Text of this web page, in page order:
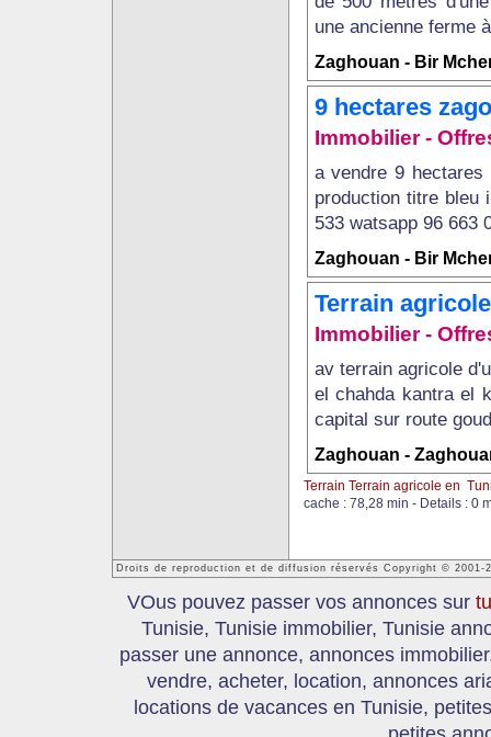
une ancienne ferme
Zaghouan - Bir
9 hectares
Immobilier -
a vendre 9
production titre bleu
533 watsapp 96 663
Zaghouan - Bir
Terrain
Immobilier -
av terrain agricole
el chahda kantra el
capital sur route
Zaghouan -
Terrain Terrain agricole en
cache : 78,28 min - Details : 0
Droits de reproduction et de diffusion réservés Copyright © 2001-
VOus pouvez passer vos annonces sur
Tunisie, Tunisie immobilier, Tunisie
passer une annonce, annonces
vendre, acheter, location, annonces
locations de vacances en Tunisie,